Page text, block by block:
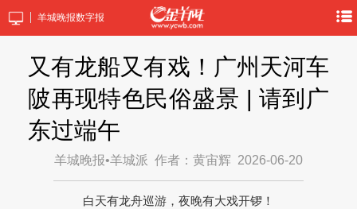
羊城晚报数字报
又有龙船又有戏！广州天河车
陂再现特色民俗盛景 | 请到广
东过端午
羊城晚报•羊城派 作者：黄宙辉 2026-06-20
白天有龙舟巡游，夜晚有大戏开锣！